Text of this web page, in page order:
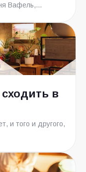
Вафель,...
в
и того и другого,